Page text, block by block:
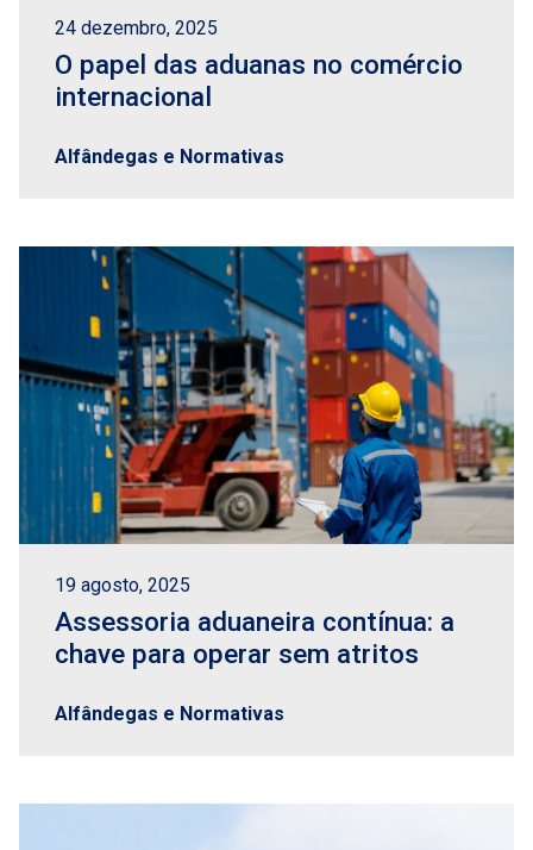
24 dezembro, 2025
O papel das aduanas no comércio
internacional
Alfândegas e Normativas
19 agosto, 2025
Assessoria aduaneira contínua: a
chave para operar sem atritos
Alfândegas e Normativas